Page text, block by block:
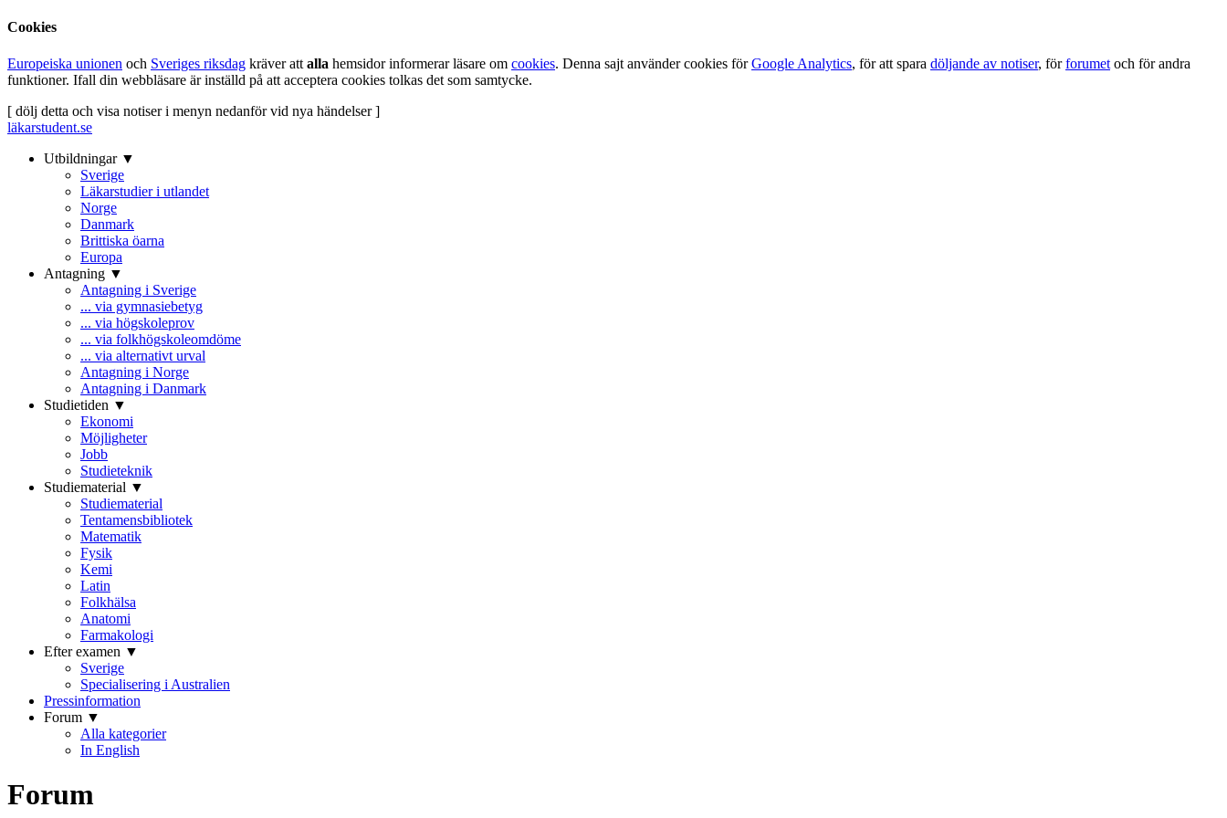
Cookies
Europeiska unionen och Sveriges riksdag kräver att alla hemsidor informerar läsare om cookies. Denna sajt använder cookies förGoogle Analytics, för att spara döljande av notiser, förforumet och för andra
funktioner. Ifall din webbläsare är inställd på att acceptera cookies tolkas det som samtycke.
[ dölj detta och visa notiser i menyn nedanför vid nya händelser ]
läkarstudent.se
Utbildningar ▼
Sverige
Läkarstudier i utlandet
Norge
Danmark
Brittiska öarna
Europa
Antagning ▼
Antagning i Sverige
... via gymnasiebetyg
... via högskoleprov
... via folkhögskoleomdöme
... via alternativt urval
Antagning i Norge
Antagning i Danmark
Studietiden ▼
Ekonomi
Möjligheter
Jobb
Studieteknik
Studiematerial ▼
Studiematerial
Tentamensbibliotek
Matematik
Fysik
Kemi
Latin
Folkhälsa
Anatomi
Farmakologi
Efter examen ▼
Sverige
Specialisering i Australien
Pressinformation
Forum ▼
Alla kategorier
In English
Forum